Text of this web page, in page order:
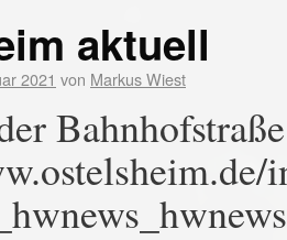
aktuell
2021 von Markus Wiest
Bahnhofstraße